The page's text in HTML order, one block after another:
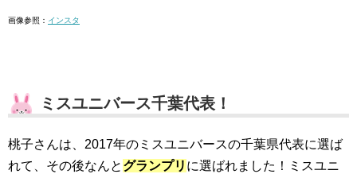
画像参照： インスタ
ミスユニバース千葉代表！
桃子さんは、2017年のミスユニバースの千葉県代表に選ば
れて、その後なんと グランプリ に選ばれました！ミスユニ